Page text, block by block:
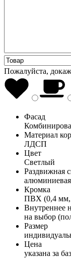
Пожалуйста,
Фасад
Материал
ЛДСП
Цвет
Светлый
Раздвижная
Кромка
ПВХ (0,4
Внутреннее
на выбор
Размер
Цена
указана за